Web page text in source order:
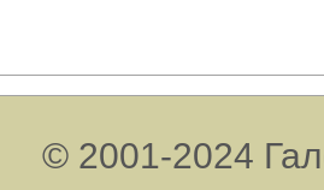
© 2001-2024